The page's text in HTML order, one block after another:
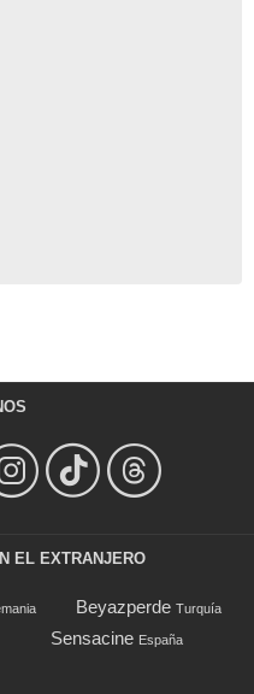
EL EXTRANJERO
Beyazperde Turquía
Sensacine España